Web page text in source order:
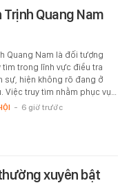
Quang Nam
Quang Nam là đối tượng
tìm trong lĩnh vực điều tra
sự, hiện không rõ đang ở
Việc truy tìm nhằm phục vụ…
- 6 giờ trước
xuyên bật